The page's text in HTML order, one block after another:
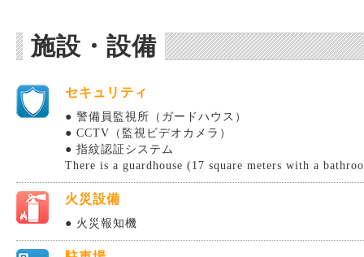
施設・設備
セキュリティ
● 警備員監視所（ガードハウス）
● CCTV（監視ビデオカメラ）
● 指紋認証システム
There is a guardhouse (17 square meters with a
火災設備
● 火災報知機